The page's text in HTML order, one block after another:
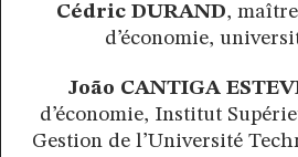
Cédric DURAND,
d’économie,
João CANTIGA
d’économie, Institut
Gestion de l’Université